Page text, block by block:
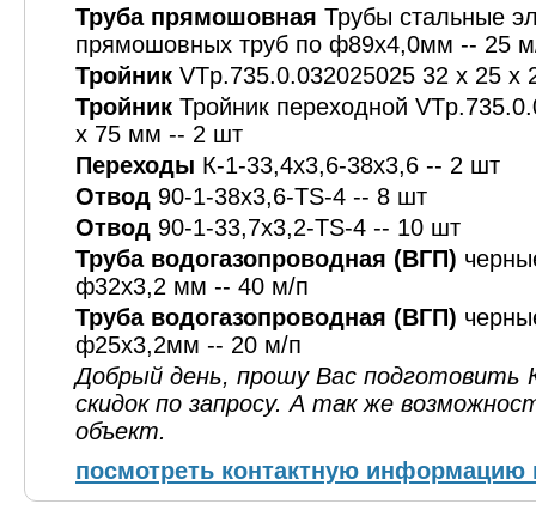
Труба прямошовная Трубы стальные
прямошовных труб по ф89х4,0мм -- 25
Тройник VTp.735.0.032025025 32 x 25
Тройник Тройник переходной
x 75 мм -- 2 шт
Переходы К-1-33,4х3,6-38х3,6 -- 2 шт
Отвод 90-1-38х3,6-TS-4 -- 8 шт
Отвод 90-1-33,7х3,2-TS-4 -- 10 шт
Труба водогазопроводная (ВГП)
ф32х3,2 мм -- 40 м/п
Труба водогазопроводная (ВГП)
ф25х3,2мм -- 20 м/п
Добрый день, прошу Вас подготовить
скидок по запросу. А так же
объект.
посмотреть контактную информацию